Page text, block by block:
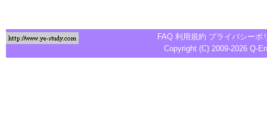
FAQ 利用規約 プライバシーポ
Copyright (C) 2009-2026 Q-